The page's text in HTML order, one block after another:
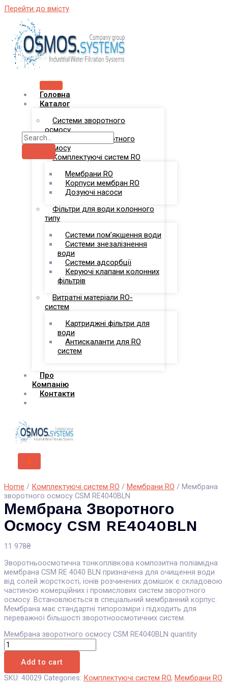
Перейти до вмісту
Головна
Каталог
Системи зворотного
осмосу
Комплекси зворотного
осмосу
Комплектуючі систем RO
Мембрани RO
Корпуси мембран RO
Дозуючі насоси
Фільтри для води колонного
типу
Системи пом’якшення води
Системи знезалізнення
води
Системи адсорбції
Керуючі клапани колонних
фільтрів
Витратні матеріали RO-
систем
Картриджні фільтри для
води
Антискаланти для RO
систем
Про
Компанію
Контакти
X
Home / Комплектуючі систем RO / Мембрани RO / Мембрана
зворотного осмосу CSM RE4040BLN
Мембрана Зворотного
Осмосу CSM RE4040BLN
11 978₴
Зворотньоосмотична тонкоплівкова композитна поліамідна
мембрана CSM RE 4040 BLN призначена для очищення води
від солей жорсткості, іонів розчинених домішок є складовою
частиною комерційних і промислових систем зворотного
осмосу. Встановлюється в спеціальний мембранний корпус.
Мембрана має стандартні типорозміри і підходить для
переважної більшості зворотноосмотичних систем.
Мембрана зворотного осмосу CSM RE4040BLN quantity
Add to cart
SKU: 40029 Categories: Комплектуючі систем RO, Мембрани RO